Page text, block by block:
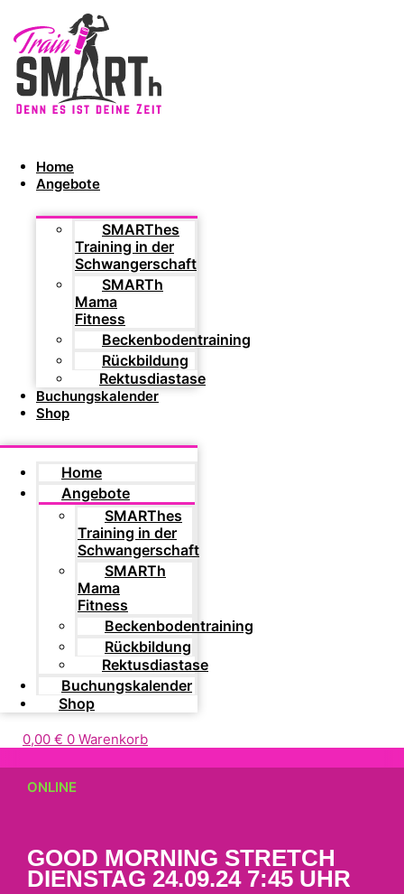
Home
Angebote
SMARThes
Training in der
Schwangerschaft
SMARTh
Mama
Fitness
Beckenbodentraining
Rückbildung
Rektusdiastase
Buchungskalender
Shop
Home
Angebote
SMARThes
Training in der
Schwangerschaft
SMARTh
Mama
Fitness
Beckenbodentraining
Rückbildung
Rektusdiastase
Buchungskalender
Shop
0,00 € 0 Warenkorb
ONLINE
GOOD MORNING STRETCH
DIENSTAG 24.09.24 7:45 UHR